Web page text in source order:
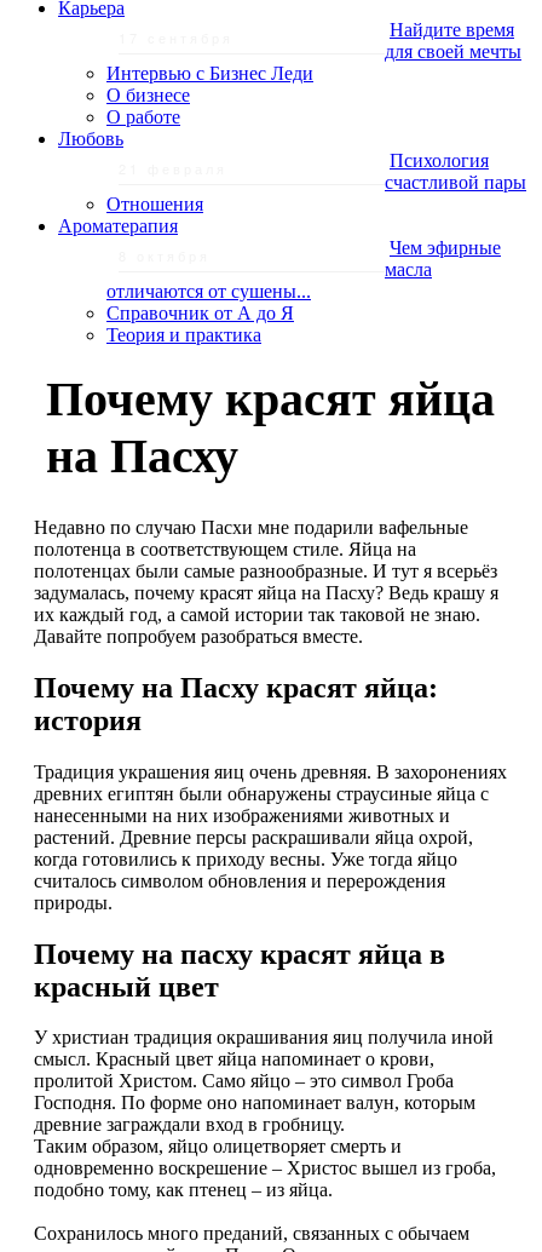
Карьера
Найдите время
для своей мечты
Интервью с Бизнес Леди
О бизнесе
О работе
Любовь
Психология
счастливой пары
Отношения
Ароматерапия
Чем эфирные
масла
отличаются от сушены...
Справочник от А до Я
Теория и практика
Почему красят яйца
на Пасху
Недавно по случаю Пасхи мне подарили вафельные
полотенца в соответствующем стиле. Яйца на
полотенцах были самые разнообразные. И тут я всерьёз
задумалась, почему красят яйца на Пасху? Ведь крашу я
их каждый год, а самой истории так таковой не знаю.
Давайте попробуем разобраться вместе.
Почему на Пасху красят яйца:
история
Традиция украшения яиц очень древняя. В захоронениях
древних египтян были обнаружены страусиные яйца с
нанесенными на них изображениями животных и
растений. Древние персы раскрашивали яйца охрой,
когда готовились к приходу весны. Уже тогда яйцо
считалось символом обновления и перерождения
природы.
Почему на пасху красят яйца в
красный цвет
У христиан традиция окрашивания яиц получила иной
смысл. Красный цвет яйца напоминает о крови,
пролитой Христом. Само яйцо – это символ Гроба
Господня. По форме оно напоминает валун, которым
древние заграждали вход в гробницу.
Таким образом, яйцо олицетворяет смерть и
одновременно воскрешение – Христос вышел из гроба,
подобно тому, как птенец – из яйца.
Сохранилось много преданий, связанных с обычаем